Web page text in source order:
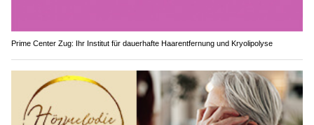
Prime Center Zug: Ihr Institut für dauerhafte Haarentfernung und Kryolipolyse